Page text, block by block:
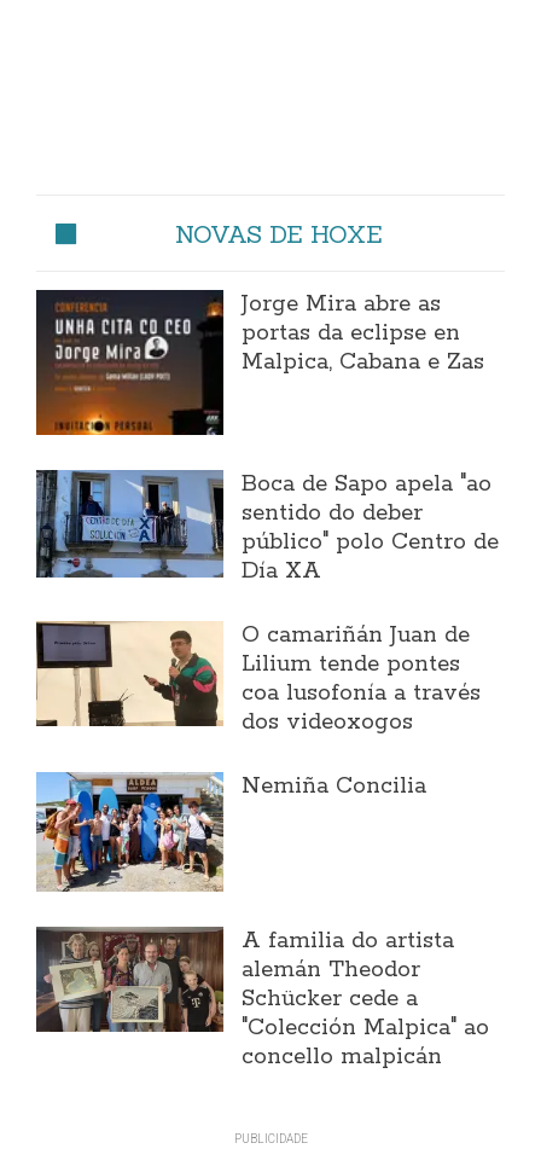
NOVAS DE HOXE
Jorge Mira abre as
portas da eclipse en
Malpica, Cabana e Zas
Boca de Sapo apela "ao
sentido do deber
público" polo Centro de
Día XA
O camariñán Juan de
Lilium tende pontes
coa lusofonía a través
dos videoxogos
Nemiña Concilia
A familia do artista
alemán Theodor
Schücker cede a
"Colección Malpica" ao
concello malpicán